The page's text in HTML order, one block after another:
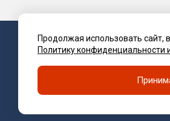
2017 — 2026 ©
Политика компании в
персональных данных
Продолжая использовать сайт,
Политику конфиденциальности